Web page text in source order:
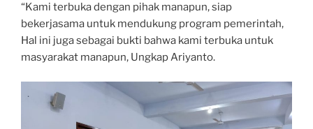
“Kami terbuka dengan pihak manapun, siap
bekerjasama untuk mendukung program pemerintah,
Hal ini juga sebagai bukti bahwa kami terbuka untuk
masyarakat manapun, Ungkap Ariyanto.